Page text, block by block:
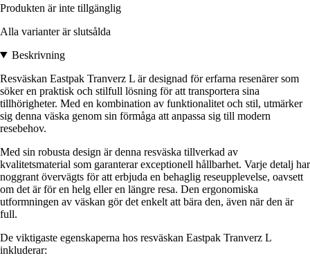
Produkten är inte tillgänglig
Alla varianter är slutsålda
Beskrivning
Resväskan Eastpak Tranverz L är designad för erfarna resenärer som
söker en praktisk och stilfull lösning för att transportera sina
tillhörigheter. Med en kombination av funktionalitet och stil, utmärker
sig denna väska genom sin förmåga att anpassa sig till modern
resebehov.
Med sin robusta design är denna resväska tillverkad av
kvalitetsmaterial som garanterar exceptionell hållbarhet. Varje detalj har
noggrant övervägts för att erbjuda en behaglig reseupplevelse, oavsett
om det är för en helg eller en längre resa. Den ergonomiska
utformningen av väskan gör det enkelt att bära den, även när den är
full.
De viktigaste egenskaperna hos resväskan Eastpak Tranverz L
inkluderar: